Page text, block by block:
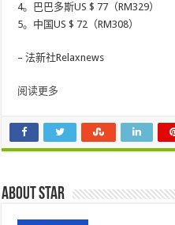
4。巴巴多斯US $ 77（RM329）
5。中国US $ 72（RM308）
– 法新社Relaxnews
阅读更多
About star